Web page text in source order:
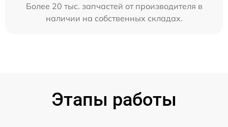
Более 20 тыс. запчастей от производителя в
наличии на собственных складах.
Этапы работы